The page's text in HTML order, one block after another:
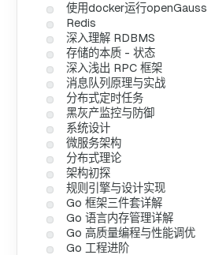
使用docker运行openGauss
Redis
深入理解 RDBMS
存储的本质 - 状态
深入浅出 RPC 框架
消息队列原理与实战
分布式定时任务
黑灰产监控与防御
系统设计
微服务架构
分布式理论
架构初探
规则引擎与设计实现
Go 框架三件套详解
Go 语言内存管理详解
Go 高质量编程与性能调优
Go 工程进阶